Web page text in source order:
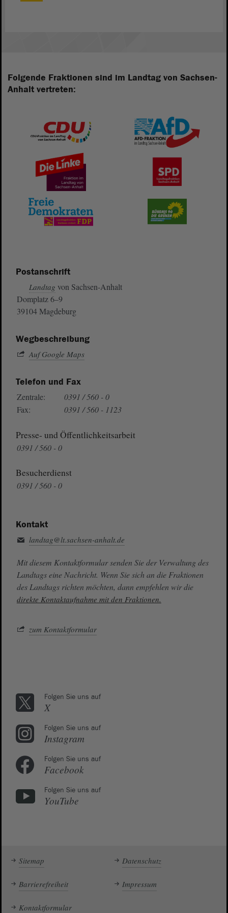
Folgende Fraktionen sind im Landtag von Sachsen-
Anhalt vertreten:
Postanschrift
Landtag von Sachsen-Anhalt
Domplatz 6–9
39104 Magdeburg
Wegbeschreibung
Auf Google Maps
Telefon und Fax
Zentrale:
0391 / 560 - 0
Fax:
0391 / 560 - 1123
Presse- und Öffentlichkeitsarbeit
0391 / 560 - 0
Besucherdienst
0391 / 560 - 0
Kontakt
landtag@lt.sachsen-anhalt.de
Mit diesem Kontaktformular senden Sie der Verwaltung des
Landtags eine Nachricht. Wenn Sie sich an die Fraktionen
des Landtags richten möchten, dann empfehlen wir die
direkte Kontaktaufnahme mit den Fraktionen.
zum Kontaktformular
Folgen Sie uns auf
X
Folgen Sie uns auf
Instagram
Folgen Sie uns auf
Facebook
Folgen Sie uns auf
YouTube
Sitemap Datenschutz
Barrierefreiheit Impressum
Kontaktformular